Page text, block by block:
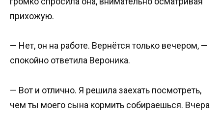
прихожую.
— Нет, он на работе. Вернётся только вечером, —
спокойно ответила Вероника.
— Вот и отлично. Я решила заехать посмотреть,
чем ты моего сына кормить собираешься. Вчера